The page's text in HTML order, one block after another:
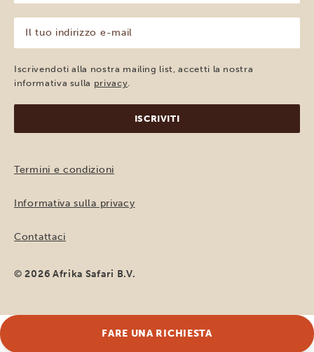
nome
(Obbligatorio)
tuo
indirizzo
e-
mail
Iscrivendoti alla nostra mailing list, accetti la nostra
informativa sulla privacy.
Termini e condizioni
Informativa sulla privacy
Contattaci
© 2026 Afrika Safari B.V.
FARE UNA RICHIESTA